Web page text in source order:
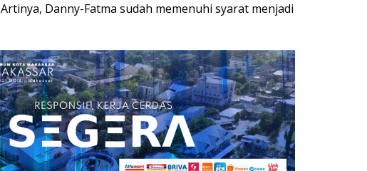
Danny-Fatma sudah memenuhi syarat menjadi